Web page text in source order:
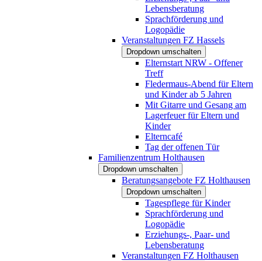
Lebensberatung
Sprachförderung und
Logopädie
Veranstaltungen FZ Hassels
Dropdown umschalten
Elternstart NRW - Offener
Treff
Fledermaus-Abend für Eltern
und Kinder ab 5 Jahren
Mit Gitarre und Gesang am
Lagerfeuer für Eltern und
Kinder
Elterncafé
Tag der offenen Tür
Familienzentrum Holthausen
Dropdown umschalten
Beratungsangebote FZ Holthausen
Dropdown umschalten
Tagespflege für Kinder
Sprachförderung und
Logopädie
Erziehungs-, Paar- und
Lebensberatung
Veranstaltungen FZ Holthausen